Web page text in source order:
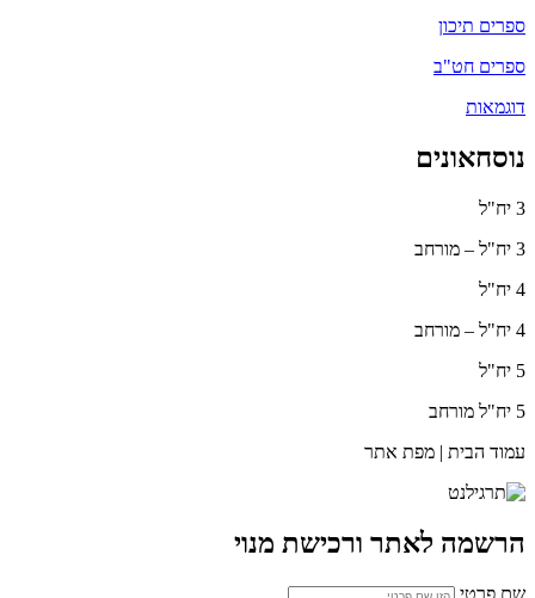
ספרים תיכון
ספרים חט"ב
דוגמאות
נוסחאונים
3 יח"ל
3 יח"ל – מורחב
4 יח"ל
4 יח"ל – מורחב
5 יח"ל
5 יח"ל מורחב
עמוד הבית | מפת אתר
הרשמה לאתר ורכישת מנוי
שם פרטי